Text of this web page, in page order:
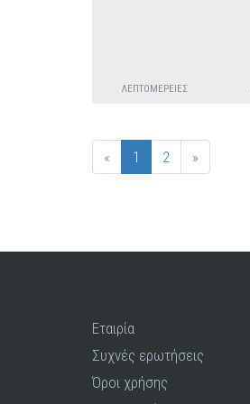
ΛΕΠΤΟΜΈΡΕΙΕΣ
« 1 2 »
Εταιρία
Συχνές ερωτήσεις
Όροι χρήσης